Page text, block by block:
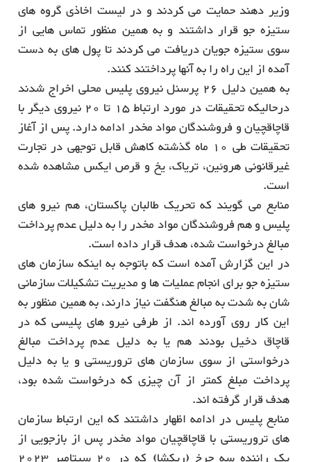
وزیر دهند حمایت می کردند و در لیست اخاذی گروه های
ستیزه جو قرار داشتند و به همین منظور تماس هایی از
سوی ستیزه جویان دریافت می کردند تا پول های به دست
آمده از این راه را به آنها پرداختند کنند.
به همین دلیل 26 پرسنل نیروی پلیس محلی اخراج شدند
درحالیکه تحقیقات در مورد ارتباط 15 تا 20 نیروی دیگر با
قاچاقچیان و فروشندگان مواد مخدر ادامه دارد. پس از آغاز
تحقیقات طی 10 ماه گذشته کاهش قابل توجهی در تجارت
غیرقانونی هروئین، تریاک، یخ و قرص ایکس مشاهده شده
است.
منابع می گویند که تحریک طالبان پاکستان، هم نیرو های
پلیس و هم فروشندگان مواد مخدر را به دلیل عدم پرداخت
مبالغ درخواست شده، هدف قرار داده است.
در این گزارش آمده است که باتوجه به اینکه سازمان های
ستیزه جو برای انجام عملیات ها و مدیریت تشکیلات سازمانی
شان به شدت به مبالغ هنگفت نیاز دارند، به همین منظور به
این کار روی آورده اند. از طرفی نیرو های پلیسی که در
قاچاق دخیل بودند هم یا به دلیل عدم پرداخت مبالغ
درخواستی از سوی سازمان های تروریستی و یا به دلیل
پرداخت مبلغ کمتر از آن چیزی که درخواست شده بود،
هدف قرار گرفته اند.
منابع پلیس در ادامه اظهار داشتند که این ارتباط سازمان
های تروریستی با قاچاقچیان مواد مخدر پس از بازجویی از